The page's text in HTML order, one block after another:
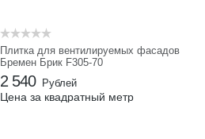
Плитка для вентилируемых фасадов
Бремен Брик F305-70
2 540 Рублей
Цена за квадратный метр